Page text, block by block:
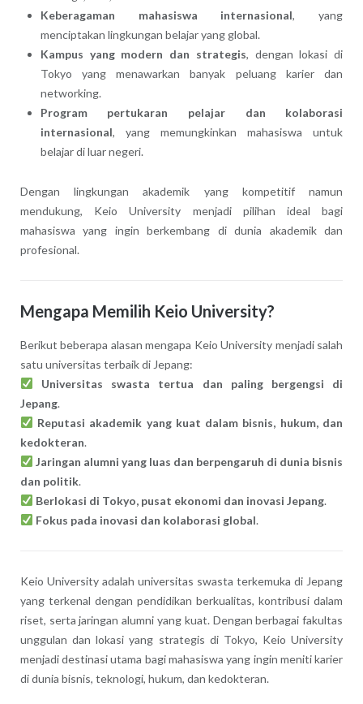
Keberagaman mahasiswa internasional, yang
menciptakan lingkungan belajar yang global.
Kampus yang modern dan strategis, dengan lokasi di
Tokyo yang menawarkan banyak peluang karier dan
networking.
Program pertukaran pelajar dan kolaborasi
internasional, yang memungkinkan mahasiswa untuk
belajar di luar negeri.
Dengan lingkungan akademik yang kompetitif namun
mendukung, Keio University menjadi pilihan ideal bagi
mahasiswa yang ingin berkembang di dunia akademik dan
profesional.
Mengapa Memilih Keio University?
Berikut beberapa alasan mengapa Keio University menjadi salah
satu universitas terbaik di Jepang:
Universitas swasta tertua dan paling bergengsi di
Jepang.
Reputasi akademik yang kuat dalam bisnis, hukum, dan
kedokteran.
Jaringan alumni yang luas dan berpengaruh di dunia bisnis
dan politik.
Berlokasi di Tokyo, pusat ekonomi dan inovasi Jepang.
Fokus pada inovasi dan kolaborasi global.
Keio University adalah universitas swasta terkemuka di Jepang
yang terkenal dengan pendidikan berkualitas, kontribusi dalam
riset, serta jaringan alumni yang kuat. Dengan berbagai fakultas
unggulan dan lokasi yang strategis di Tokyo, Keio University
menjadi destinasi utama bagi mahasiswa yang ingin meniti karier
di dunia bisnis, teknologi, hukum, dan kedokteran.